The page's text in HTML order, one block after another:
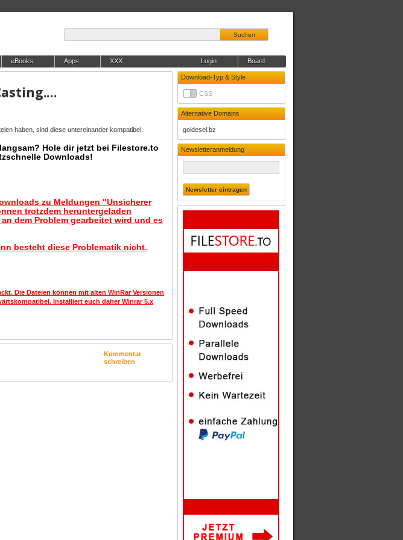
Suchen
eBooks Apps XXX Board
Login
Download-Typ & Style
CSS
Alternative Domains
goldesel.bz
Newsletteranmeldung
WoodmanCastingX.25.07.31.Hermyna.Baba.Casting.Hard.XXX.1080p.MP4-NBQ
haben, sind diese untereinander kompatibel.
Hole dir jetzt bei Filestore.to
Downloads!
zu Meldungen "Unsicherer
trotzdem heruntergeladen
dem Problem gearbeitet wird und es
besteht diese Problematik nicht.
Die Dateien können mit alten WinRar Versionen
Installiert euch daher Winrar 5.x
Kommentar
schreiben